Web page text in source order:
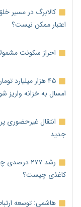
کالابرگ در مسیر
اعتبار ممکن نیست؟
احراز سکونت
امسال به خزانه واریز
انتقال غیرحضوری
جدید
رشد ۲۷۷
کاغذی چیست؟
هاشمی: توسعه